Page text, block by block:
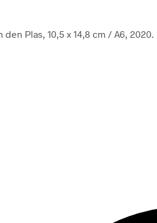
Plas, 10,5 x 14,8 cm / A6, 2020.